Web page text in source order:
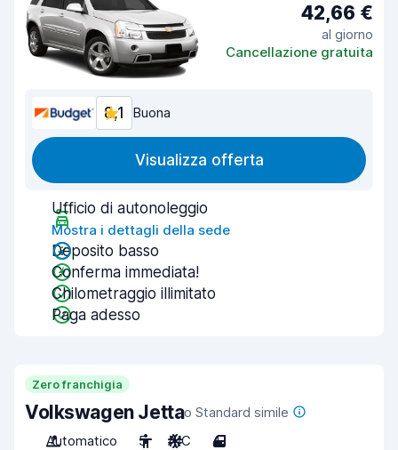
42,66 €
al giorno
Cancellazione gratuita
8,1 Buona
Visualizza offerta
Ufficio di autonoleggio
Mostra i dettagli della sede
Deposito basso
Conferma immediata!
Chilometraggio illimitato
Paga adesso
Zero franchigia
Volkswagen Jettao Standard simile
Automatico
5 A/C 4